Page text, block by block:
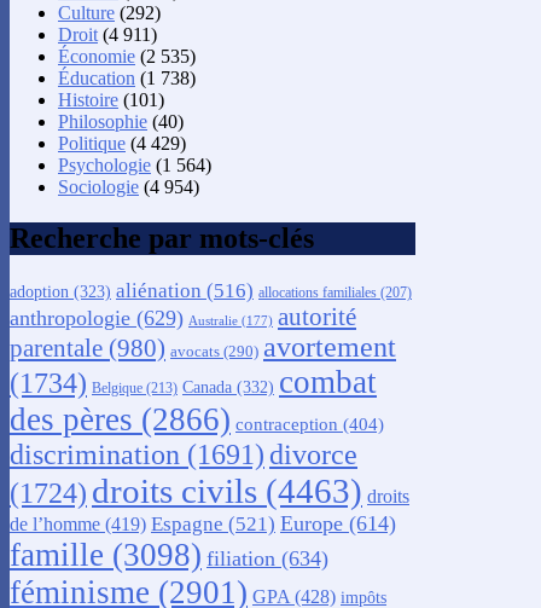
Culture (292)
Droit (4 911)
Économie (2 535)
Éducation (1 738)
Histoire (101)
Philosophie (40)
Politique (4 429)
Psychologie (1 564)
Sociologie (4 954)
Recherche par mots-clés
adoption (323) aliénation (516) allocations familiales (207)
anthropologie (629) Australie (177) autorité
parentale (980) avocats (290) avortement
(1734) Belgique (213) Canada (332) combat
des pères (2866) contraception (404)
discrimination (1691) divorce
(1724) droits civils (4463) droits
de l’homme (419) Espagne (521) Europe (614)
famille (3098) filiation (634)
féminisme (2901) GPA (428) impôts